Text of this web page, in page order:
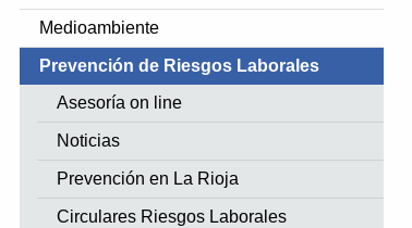
Medioambiente
Prevención de Riesgos Laborales
Asesoría on line
Noticias
Prevención en La Rioja
Circulares Riesgos Laborales